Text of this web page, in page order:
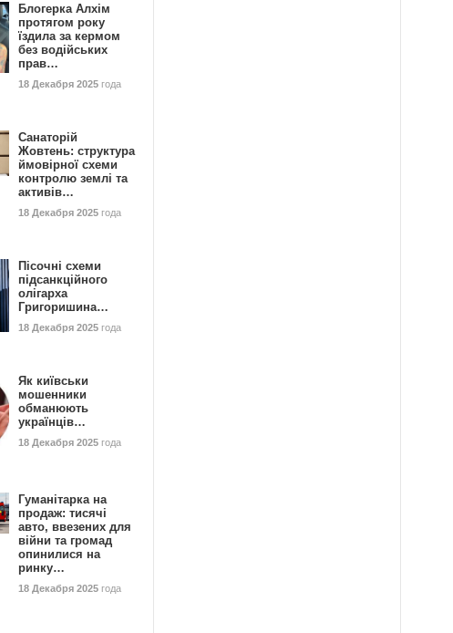
Блогерка Алхім
протягом року
їздила за кермом
без водійських
прав…
18 Декабря 2025 года
Санаторій
Жовтень: структура
ймовірної схеми
контролю землі та
активів…
18 Декабря 2025 года
Пісочні схеми
підсанкційного
олігарха
Григоришина…
18 Декабря 2025 года
Як київськи
мошенники
обманюють
українців…
18 Декабря 2025 года
Гуманітарка на
продаж: тисячі
авто, ввезених для
війни та громад
опинилися на
ринку…
18 Декабря 2025 года